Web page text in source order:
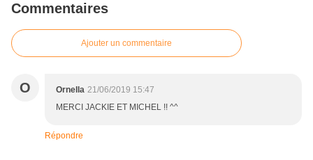
Commentaires
Ajouter un commentaire
O Ornella 21/06/2019 15:47
MERCI JACKIE ET MICHEL !! ^^
Répondre